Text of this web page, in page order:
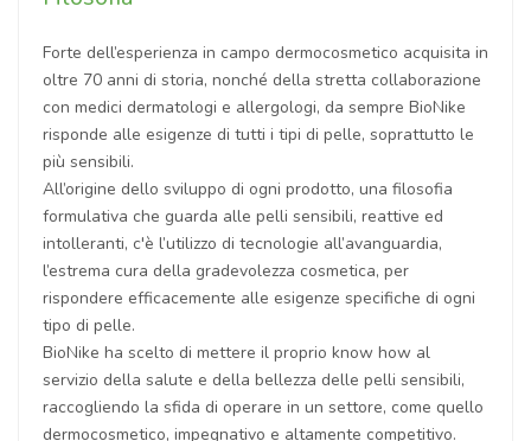
Forte dell’esperienza in campo dermocosmetico acquisita in
oltre 70 anni di storia, nonché della stretta collaborazione
con medici dermatologi e allergologi, da sempre BioNike
risponde alle esigenze di tutti i tipi di pelle, soprattutto le
più sensibili.
All’origine dello sviluppo di ogni prodotto, una filosofia
formulativa che guarda alle pelli sensibili, reattive ed
intolleranti, c'è l’utilizzo di tecnologie all’avanguardia,
l’estrema cura della gradevolezza cosmetica, per
rispondere efficacemente alle esigenze specifiche di ogni
tipo di pelle.
BioNike ha scelto di mettere il proprio know how al
servizio della salute e della bellezza delle pelli sensibili,
raccogliendo la sfida di operare in un settore, come quello
dermocosmetico, impegnativo e altamente competitivo.